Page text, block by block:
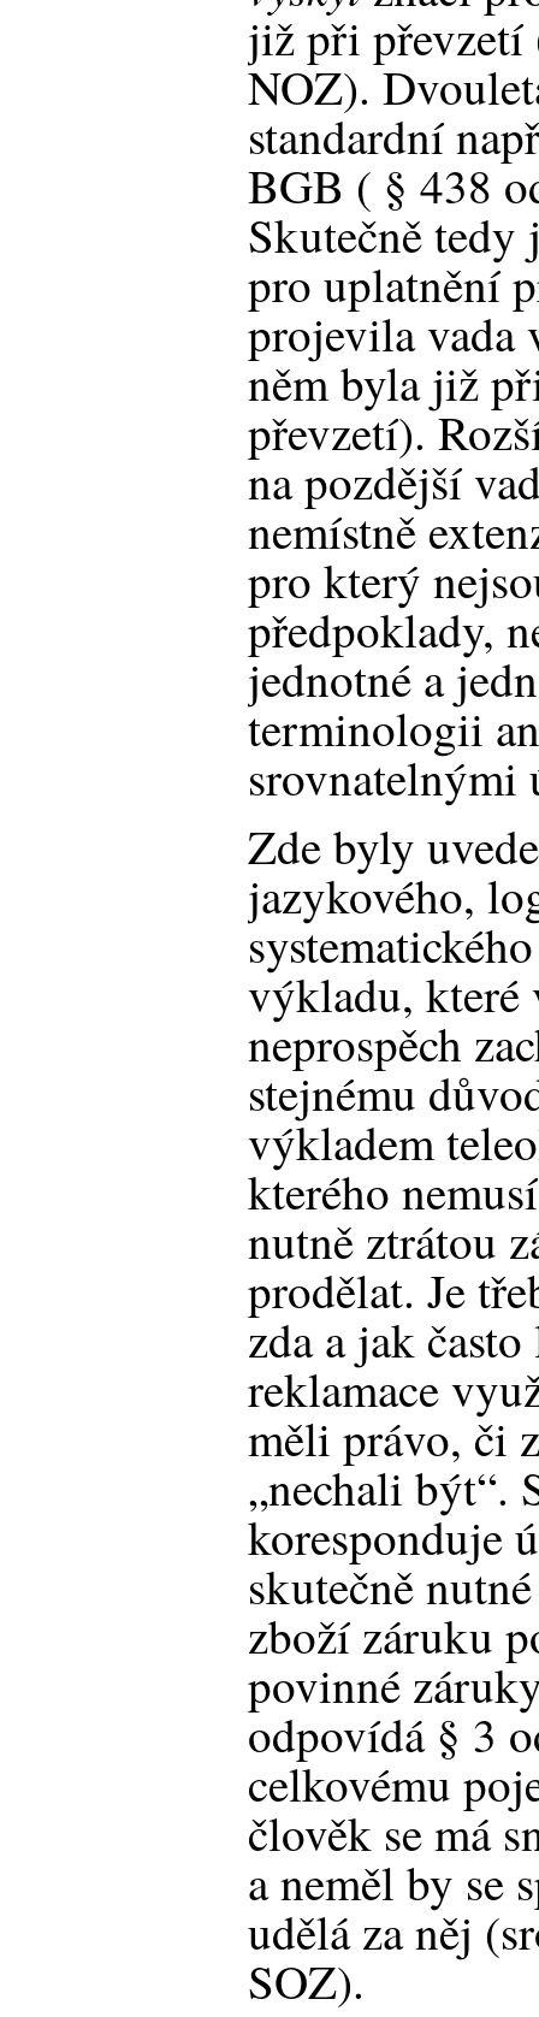
již při převzetí
NOZ).
standardní
BGB ( § 438
Skutečně
pro uplatnění
projevila vada
něm byla již
převzetí).
na pozdější
nemístně
pro který
předpoklady,
jednotné a
terminologii
srovnatelnými
Zde byly
jazykového,
výkladu, které
neprospěch
stejnému
výkladem
kterého
nutně ztrátou
prodělat. Je
zda a jak
reklamace
měli právo, či
„nechali být“.
koresponduje
skutečně
zboží záruku
povinné
odpovídá § 3
celkovému
člověk se má
a neměl by se
udělá za něj
SOZ).